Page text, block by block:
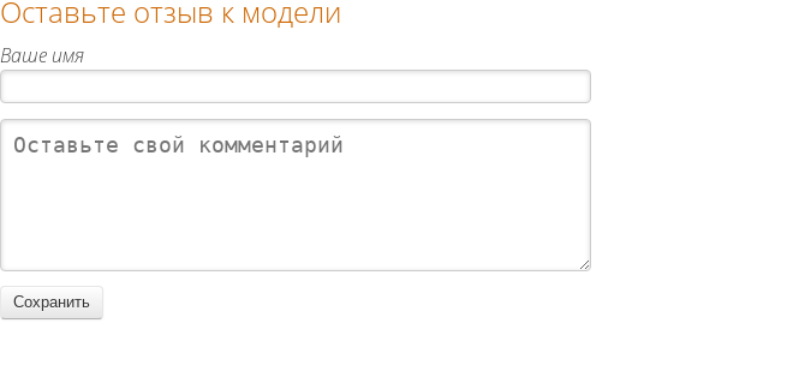
Оставьте отзыв к модели
Ваше имя